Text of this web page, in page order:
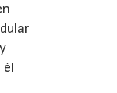
él